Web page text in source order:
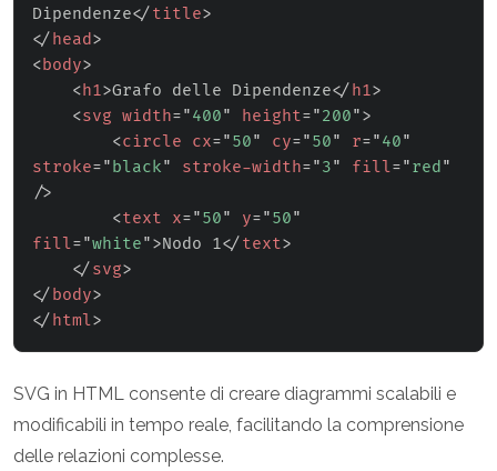
Dipendenze</title>
</ head>
<body>
<h1>Grafo delle Dipendenze</ h1>
<svg width="400" height="200">
<circle cx="50" cy="50" r="40"
stroke=" black" stroke-width="3" fill="red "
/>
<text x="50" y="50"
fill="white">Nodo 1</text>
</svg>
</ body>
</ html>
SVG in HTML consente di creare diagrammi scalabili e
modificabili in tempo reale, facilitando la comprensione
delle relazioni complesse.